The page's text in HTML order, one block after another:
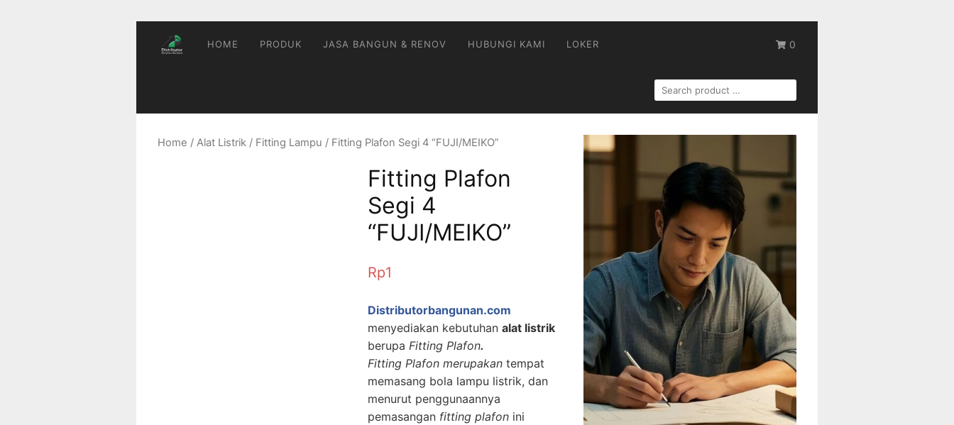
0
HOME PRODUK JASA BANGUN & RENOV HUBUNGI KAMI LOKER
SEARCH
FOR:
Home / Alat Listrik / Fitting Lampu / Fitting Plafon Segi 4 “FUJI/MEIKO”
Fitting Plafon
Segi 4
“FUJI/MEIKO”
Rp1
Distributorbangunan.com
menyediakan kebutuhanalat listrik
berupaFitting Plafon.
Fitting Plafon merupakantempat
memasang bola lampu listrik, dan
menurut penggunaannya
pemasangan fitting plafon ini